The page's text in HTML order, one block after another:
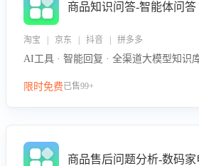
商品知识问答-智能体问答
淘宝 | 京东 | 抖音 | 拼多多
AI工具 · 智能回复 · 全渠道大模型知识
限时免费已售99+
商品售后问题分析-数码